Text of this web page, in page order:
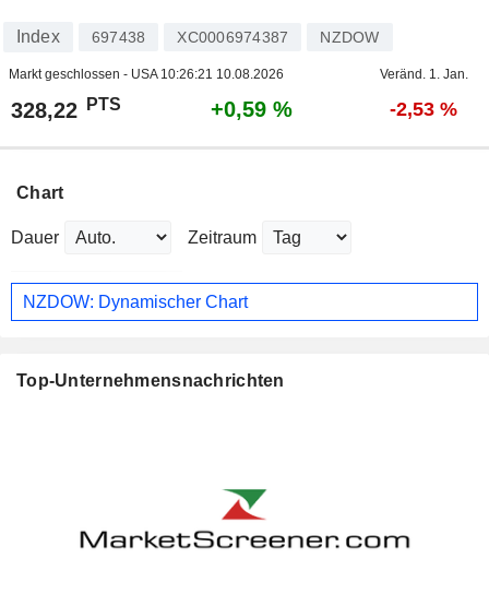
Index 697438 XC0006974387 NZDOW
Markt geschlossen - USA 10:26:21 10.08.2026 Veränd. 1. Jan.
328,22 PTS +0,59 % -2,53 %
Chart
Dauer Zeitraum
NZDOW: Dynamischer Chart
Top-Unternehmensnachrichten